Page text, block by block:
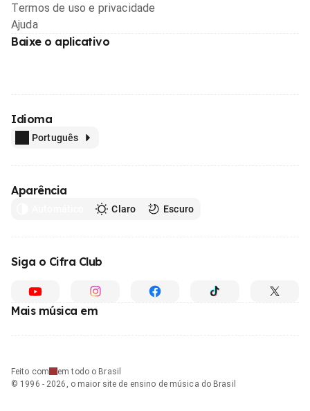
Termos de uso e privacidade
Ajuda
Baixe o aplicativo
Idioma
Português
Aparência
Claro Escuro
Siga o Cifra Club
Mais música em
Feito com
em todo o Brasil
© 1996 - 2026, o maior site de ensino de música do Brasil